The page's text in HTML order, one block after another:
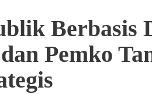
Berbasis
Pemko